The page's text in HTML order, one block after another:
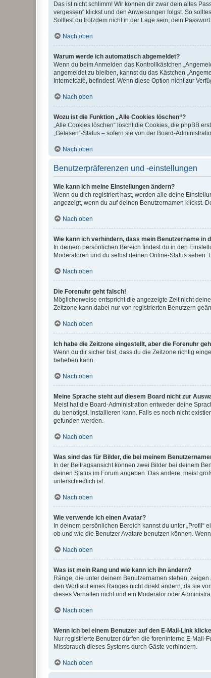
Das ist nicht schlimm! Wir können dir zwar dein altes
vergessen“ klickst und den Anweisungen folgst. So
Solltest du trotzdem nicht in der Lage sein, dein
Nach oben
Warum werde ich automatisch abgemeldet?
Wenn du beim Anmelden das Kontrollkästchen
angemeldet zu bleiben, kannst du das Kästchen
Internetcafé, befindest. Wenn diese Option nicht zur
Nach oben
Wozu ist die Funktion „Alle Cookies löschen“?
„Alle Cookies löschen“ löscht die Cookies, die phpBB
„Gelesen“-Status – sofern sie von der Board-
Nach oben
Benutzerpräferenzen und -einstellungen
Wie kann ich meine Einstellungen ändern?
Wenn du dich registriert hast, werden alle deine
angezeigt, wenn du auf deinen Benutzernamen klickst.
Nach oben
Wie kann ich verhindern, dass mein Benutzername in
In deinem persönlichen Bereich findest du in den
Moderatoren und du selbst deinen Online-Status
Nach oben
Die Forenuhr geht falsch!
Möglicherweise entspricht die angezeigte Zeit nicht
Zeitzone kann dabei nur von registrierten Benutzern
Nach oben
Ich habe die Zeitzone eingestellt, aber die Forenuhr
Wenn du dir sicher bist, dass du die Zeitzone richtig
beheben kann.
Nach oben
Meine Sprache steht auf diesem Board nicht zur
Meist hat die Board-Administration entweder deine
du benötigst, installieren kann. Falls es noch nicht
gefunden werden.
Nach oben
Was sind das für Bilder, die bei meinem
In der Beitragsansicht können zwei Bilder bei deinem
deinen Status im Forum angeben. Das andere, meist
unterschiedlich ist.
Nach oben
Wie verwende ich einen Avatar?
In deinem persönlichen Bereich kannst du unter
ob und wie die Benutzer Avatare benutzen können.
Nach oben
Was ist mein Rang und wie kann ich ihn ändern?
Ränge, die unter deinem Benutzernamen stehen,
den Wortlaut eines Ranges nicht direkt ändern, da sie
dieses Verhalten nicht und ein Moderator oder
Nach oben
Wenn ich bei einem Benutzer auf den E-Mail-Link
Nur registrierte Benutzer dürfen die foreninterne E-
Missbrauch dieses Systems durch Gäste verhindern.
Nach oben